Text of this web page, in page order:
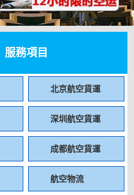
服務項目
北京航空貨運
深圳航空貨運
成都航空貨運
航空物流